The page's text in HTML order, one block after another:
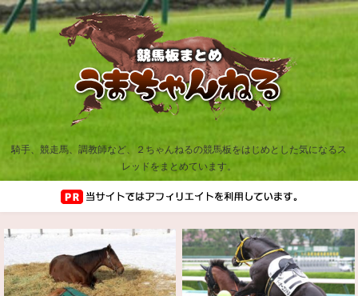
騎手、競走馬、調教師など、２ちゃんねるの競馬板をはじめとした気になるス
レッドをまとめています。